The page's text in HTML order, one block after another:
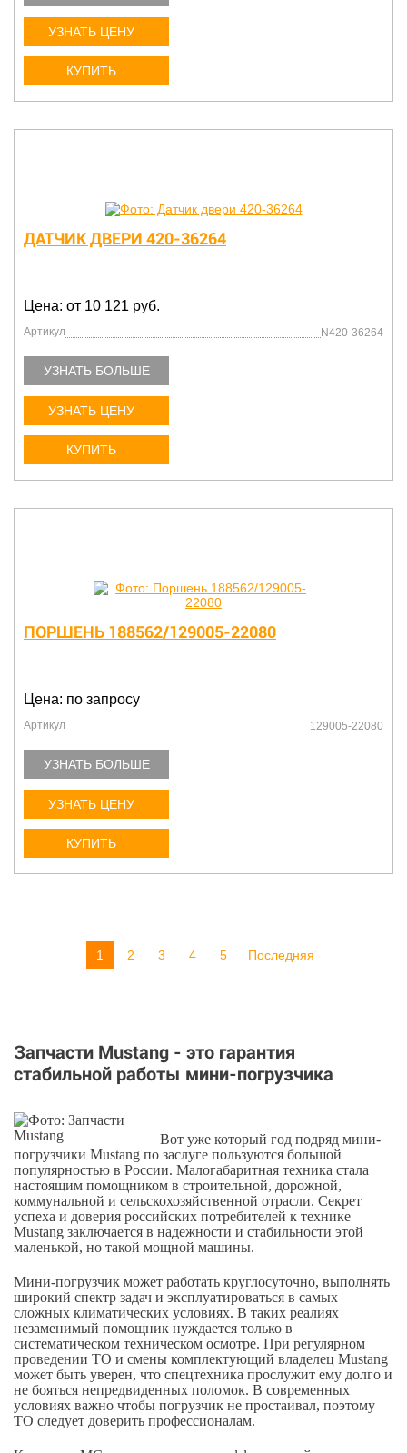
УЗНАТЬ ЦЕНУ
КУПИТЬ
ДАТЧИК ДВЕРИ 420-36264
Цена: от 10 121 руб.
Артикул N420-36264
УЗНАТЬ БОЛЬШЕ
УЗНАТЬ ЦЕНУ
КУПИТЬ
ПОРШЕНЬ 188562/129005-22080
Цена: по запросу
Артикул 129005-22080
УЗНАТЬ БОЛЬШЕ
УЗНАТЬ ЦЕНУ
КУПИТЬ
1 2 3 4 5 Последняя
Запчасти Mustang - это гарантия
стабильной работы мини-погрузчика
Вот уже который год подряд мини-
погрузчики Mustang по заслуге пользуются большой
популярностью в России. Малогабаритная техника стала
настоящим помощником в строительной, дорожной,
коммунальной и сельскохозяйственной отрасли. Секрет
успеха и доверия российских потребителей к технике
Mustang заключается в надежности и стабильности этой
маленькой, но такой мощной машины.
Мини-погрузчик может работать круглосуточно, выполнять
широкий спектр задач и эксплуатироваться в самых
сложных климатических условиях. В таких реалиях
незаменимый помощник нуждается только в
систематическом техническом осмотре. При регулярном
проведении ТО и смены комплектующий владелец Mustang
может быть уверен, что спецтехника прослужит ему долго и
не бояться непредвиденных поломок. В современных
условиях важно чтобы погрузчик не простаивал, поэтому
ТО следует доверить профессионалам.